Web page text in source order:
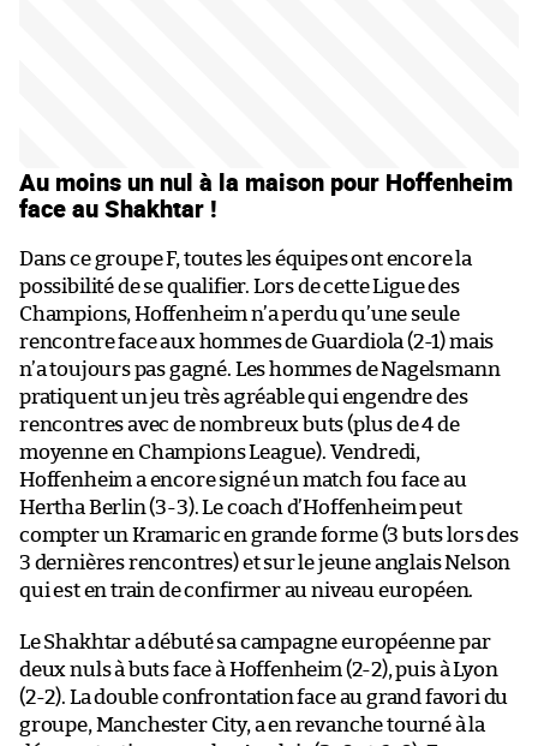
Au moins un nul à la maison pour Hoffenheim
face au Shakhtar !
Dans ce groupe F, toutes les équipes ont encore la
possibilité de se qualifier. Lors de cette Ligue des
Champions, Hoffenheim n’a perdu qu’une seule
rencontre face aux hommes de Guardiola (2-1) mais
n’a toujours pas gagné. Les hommes de Nagelsmann
pratiquent un jeu très agréable qui engendre des
rencontres avec de nombreux buts (plus de 4 de
moyenne en Champions League). Vendredi,
Hoffenheim a encore signé un match fou face au
Hertha Berlin (3-3). Le coach d’Hoffenheim peut
compter un Kramaric en grande forme (3 buts lors des
3 dernières rencontres) et sur le jeune anglais Nelson
qui est en train de confirmer au niveau européen.
Le Shakhtar a débuté sa campagne européenne par
deux nuls à buts face à Hoffenheim (2-2), puis à Lyon
(2-2). La double confrontation face au grand favori du
groupe, Manchester City, a en revanche tourné à la